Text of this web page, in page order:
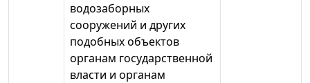
водозаборных
сооружений и других
подобных объектов
органам государственной
власти и органам